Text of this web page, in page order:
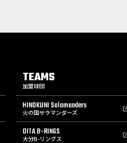
TEAMS
加盟球団
HINOKUNI Salamanders
火の国サラマンダーズ
OITA B-RINGS
大分B-リングス